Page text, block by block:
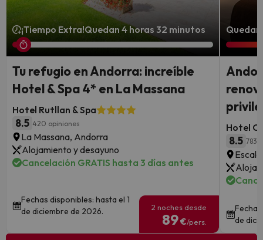
¡Tiempo Extra!Quedan 4 horas 32 minutos
Tu refugio en Andorra: increíble
Hotel & Spa 4* en La Massana
Hotel Rutllan & Spa
8.5 420 opiniones
La Massana, Andorra
Alojamiento y desayuno
Cancelación GRATIS hasta 3 días antes
Fechas disponibles: hasta el 1
de diciembre de 2026.
2 noches desde
89€/pers.
Hotel
8.5 783
de